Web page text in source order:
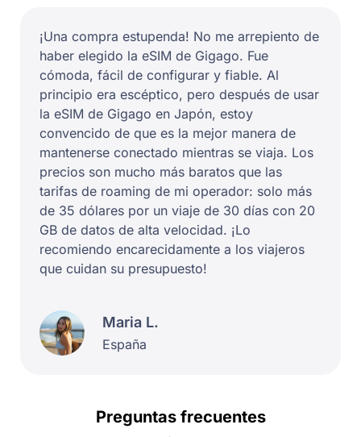
¡Una compra estupenda! No me arrepiento de
haber elegido la eSIM de Gigago. Fue
cómoda, fácil de configurar y fiable. Al
principio era escéptico, pero después de usar
la eSIM de Gigago en Japón, estoy
convencido de que es la mejor manera de
mantenerse conectado mientras se viaja. Los
precios son mucho más baratos que las
tarifas de roaming de mi operador: solo más
de 35 dólares por un viaje de 30 días con 20
GB de datos de alta velocidad. ¡Lo
recomiendo encarecidamente a los viajeros
que cuidan su presupuesto!
Maria L.
España
Preguntas frecuentes